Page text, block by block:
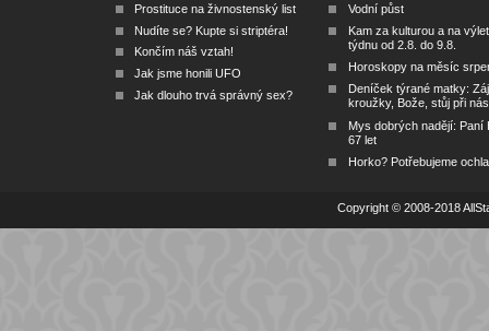
Prostituce na živnostenský list
Nudíte se? Kupte si striptéra!
Končím náš vztah!
Jak jsme honili UFO
Jak dlouho trvá správný sex?
Vodní půst
Kam za kulturou a na
týdnu od 2.8. do 9.8.
Horoskopy na měsíc
Deníček týrané matky:
kroužky, Bože, stůj při nás
Mys dobrých nadějí: Paní
67 let
Horko? Potřebujeme
Copyright © 2008-2018